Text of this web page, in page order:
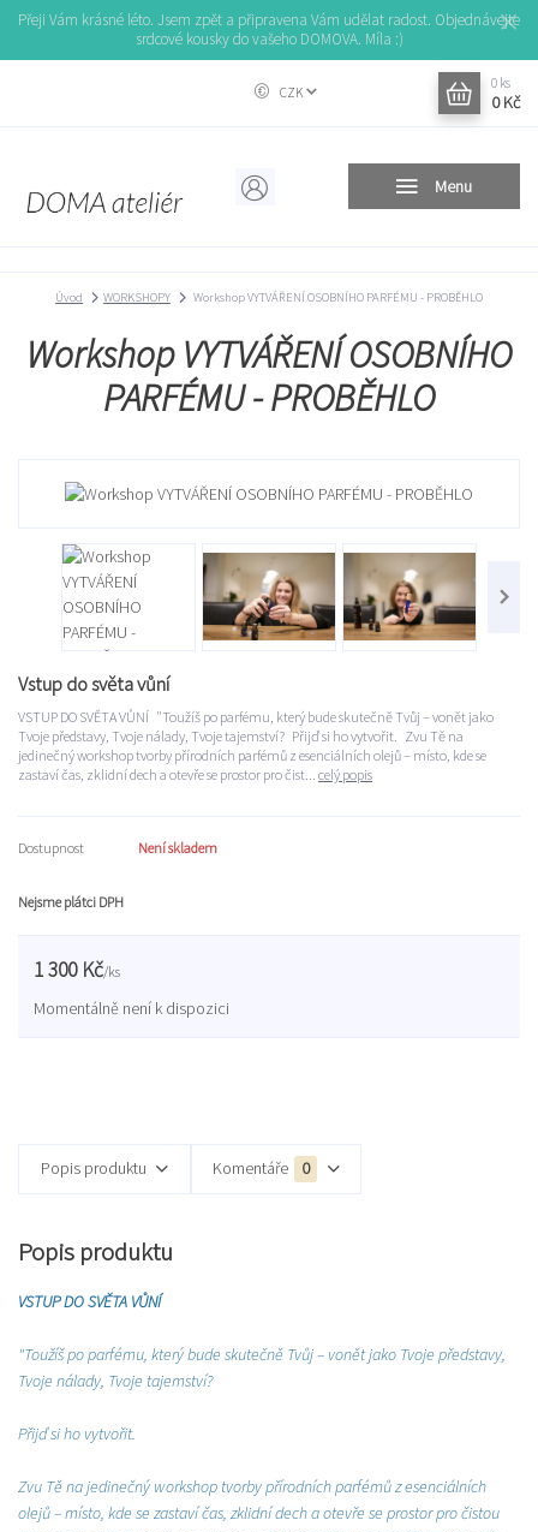
Přeji Vám krásné léto. Jsem zpět a připravena Vám udělat radost. Objednávejte
srdcové kousky do vašeho DOMOVA. Míla :)
Menu
CZK
0 ks
0 Kč
Úvod WORKSHOPY Workshop VYTVÁŘENÍ OSOBNÍHO PARFÉMU - PROBĚHLO
Workshop VYTVÁŘENÍ OSOBNÍHO
PARFÉMU - PROBĚHLO
Vstup do světa vůní
VSTUP DO SVĚTA VŮNÍ "Toužíš po parfému, který bude skutečně Tvůj – vonět jako
Tvoje představy, Tvoje nálady, Tvoje tajemství? Přijď si ho vytvořit. Zvu Tě na
jedinečný workshop tvorby přírodních parfémů z esenciálních olejů – místo, kde se
zastaví čas, zklidní dech a otevře se prostor pro čist... celý popis
Dostupnost Není skladem
Nejsme plátci DPH
1 300 Kč/ks
Momentálně není k dispozici
Popis produktu Komentáře 0
Popis produktu
VSTUP DO SVĚTA VŮNÍ
"Toužíš po parfému, který bude skutečně Tvůj – vonět jako Tvoje představy,
Tvoje nálady, Tvoje tajemství?
Přijď si ho vytvořit.
Zvu Tě na jedinečný workshop tvorby přírodních parfémů z esenciálních
olejů – místo, kde se zastaví čas, zklidní dech a otevře se prostor pro čistou